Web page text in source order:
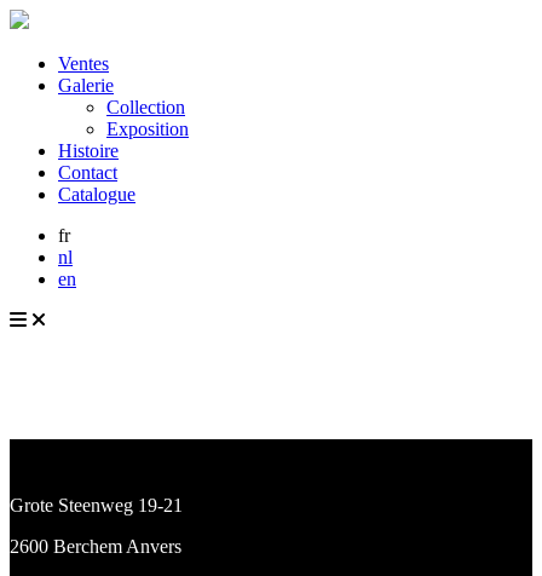
Ventes
Galerie
Collection
Exposition
Histoire
Contact
Catalogue
fr
nl
en
Grote Steenweg 19-21
2600 Berchem Anvers